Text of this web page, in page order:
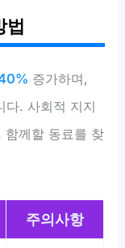
법
증가하며,
다. 사회적 지지
함께할 동료를 찾
주의사항